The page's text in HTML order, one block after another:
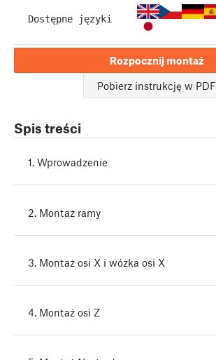
Dostępne języki
Rozpocznij montaż
Pobierz instrukcję w PDF
Spis treści
1. Wprowadzenie
2. Montaż ramy
3. Montaż osi X i wózka osi X
4. Montaż osi Z